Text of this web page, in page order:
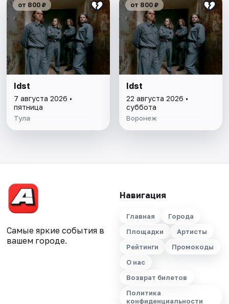
от 800 ₽
Idst
7 августа 2026 •
пятница
Тула
от 800 ₽
Idst
22 августа 2026 •
суббота
Воронеж
Самые яркие события в
вашем городе.
Навигация
Главная
Города
Площадки
Артисты
Рейтинги
Промокоды
О нас
Возврат билетов
Политика
конфиденциальности